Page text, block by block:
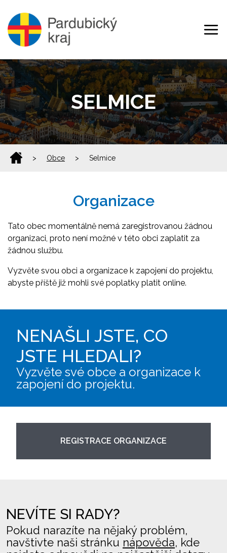
SELMICE
> Obce > Selmice
Organizace
Tato obec momentálně nemá zaregistrovanou žádnou
organizaci, proto není možné v této obci zaplatit za
žádnou službu.
Vyzvěte svou obci a organizace k zapojení do projektu,
abyste příště již mohli své poplatky platit online.
NENAŠLI JSTE, CO
JSTE HLEDALI?
Vyzvěte své obce a organizace k
zapojení do projektu.
REGISTRACE ORGANIZACE
NEVÍTE SI RADY?
Pokud narazíte na nějaký problém,
navštivte naši stránku nápověda, kde